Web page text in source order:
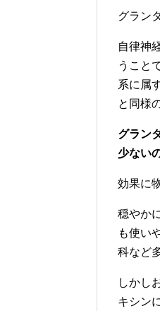
グラン
自律神
うこと
系に属
と同様
グラン
少ない
効果に
穏やか
も使い
科など
しかし
キシン